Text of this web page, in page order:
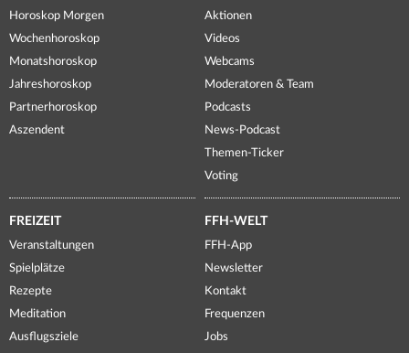
Horoskop Morgen
Wochenhoroskop
Monatshoroskop
Jahreshoroskop
Partnerhoroskop
Aszendent
Aktionen
Videos
Webcams
Moderatoren & Team
Podcasts
News-Podcast
Themen-Ticker
Voting
FREIZEIT
Veranstaltungen
Spielplätze
Rezepte
Meditation
Ausflugsziele
FFH-WELT
FFH-App
Newsletter
Kontakt
Frequenzen
Jobs